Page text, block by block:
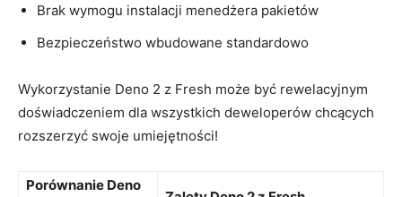
Brak wymogu instalacji ⁢menedżera​ pakietów
Bezpieczeństwo wbudowane standardowo
Wykorzystanie Deno 2‌ z‌ Fresh może być rewelacyjnym
doświadczeniem dla wszystkich deweloperów‍ chcących
rozszerzyć swoje umiejętności!
Porównanie ⁢Deno